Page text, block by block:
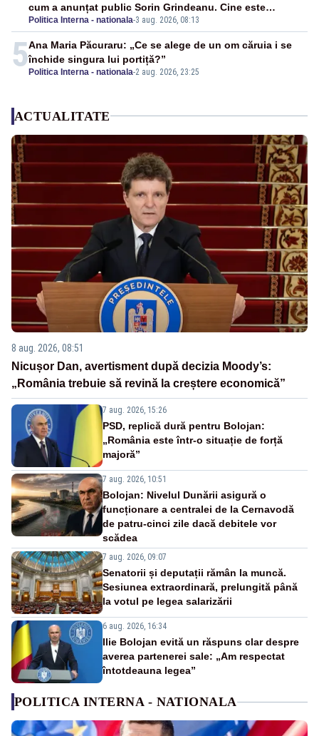
Politica Interna - nationala-3 aug. 2026, 08:13
cum a anunțat public Sorin Grindeanu. Cine este
incompatibil sau în conflict de interese trebuie să plece
din funcție: fără excepții!
5Politica Interna - nationala-2 aug. 2026, 23:25
Ana Maria Păcuraru: „Ce se alege de un om căruia i se
închide singura lui portiță?”
ACTUALITATE
8 aug. 2026, 08:51
Nicușor Dan, avertisment după decizia Moody’s:
„România trebuie să revină la creștere economică”
7 aug. 2026, 15:26
PSD, replică dură pentru Bolojan:
„România este într-o situație de forță
majoră”
7 aug. 2026, 10:51
Bolojan: Nivelul Dunării asigură o
funcționare a centralei de la Cernavodă
de patru-cinci zile dacă debitele vor
scădea
7 aug. 2026, 09:07
Senatorii și deputații rămân la muncă.
Sesiunea extraordinară, prelungită până
la votul pe legea salarizării
6 aug. 2026, 16:34
Ilie Bolojan evită un răspuns clar despre
averea partenerei sale: „Am respectat
întotdeauna legea”
POLITICA INTERNA - NATIONALA